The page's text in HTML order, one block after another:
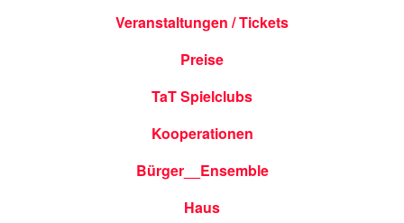
Veranstaltungen / Tickets
Preise
TaT Spielclubs
Kooperationen
Bürger__Ensemble
Haus